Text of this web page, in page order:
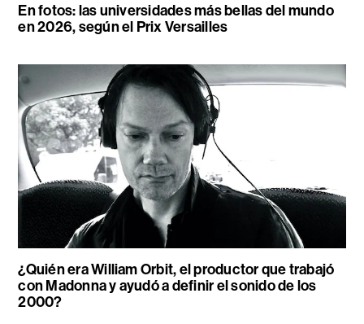
En fotos: las universidades más bellas del mundo
en 2026, según el Prix Versailles
¿Quién era William Orbit, el productor que trabajó
con Madonna y ayudó a definir el sonido de los
2000?